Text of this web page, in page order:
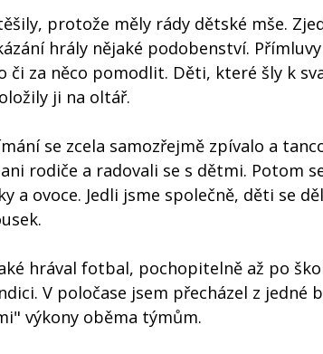
protože měly rády dětské mše.
hrály nějaké podobenství.
či za něco pomodlit. Děti, které šly k
ji na oltář.
se zcela samozřejmě zpívalo a
rodiče a radovali se s dětmi. Potom
a ovoce. Jedli jsme společně, děti se
hrával fotbal, pochopitelně až po
V poločase jsem přecházel z
výkony oběma týmům.